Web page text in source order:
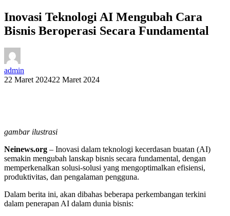
Inovasi Teknologi AI Mengubah Cara
Bisnis Beroperasi Secara Fundamental
admin
22 Maret 202422 Maret 2024
gambar ilustrasi
Neinews.org – Inovasi dalam teknologi kecerdasan buatan (AI)
semakin mengubah lanskap bisnis secara fundamental, dengan
memperkenalkan solusi-solusi yang mengoptimalkan efisiensi,
produktivitas, dan pengalaman pengguna.
Dalam berita ini, akan dibahas beberapa perkembangan terkini
dalam penerapan AI dalam dunia bisnis: